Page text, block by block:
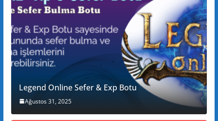
Legend Online Sefer & Exp Botu
Ağustos 31, 2025